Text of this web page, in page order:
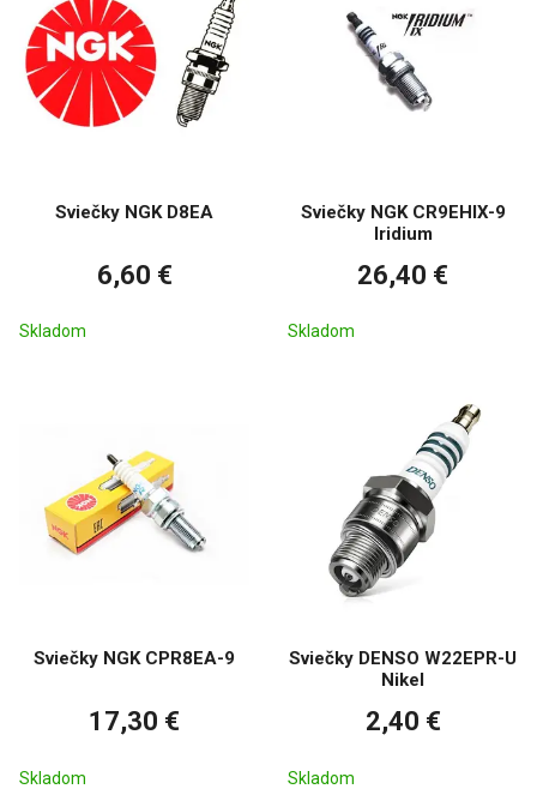
Sviečky NGK D8EA
6,60 €
Skladom
Sviečky NGK CR9EHIX-9
Iridium
26,40 €
Skladom
Sviečky NGK CPR8EA-9
17,30 €
Skladom
Sviečky DENSO W22EPR-U
Nikel
2,40 €
Skladom